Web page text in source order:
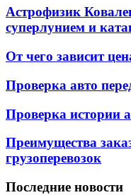
Астрофизик
суперлунием и
От чего зависит
Проверка авто
Проверка истории
Преимущества
грузоперевозок
Последние новости